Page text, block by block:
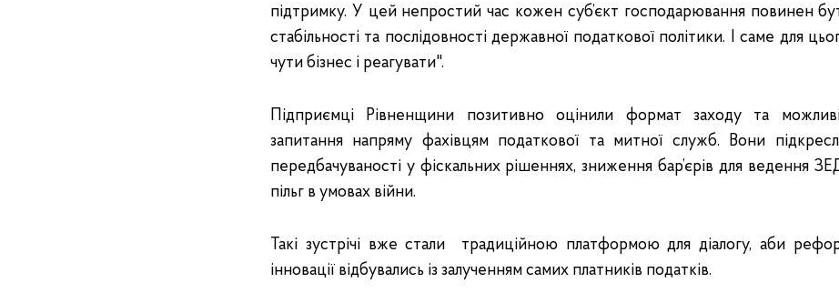
підтримку. У цей непростий час кожен суб’єкт господарювання повинен
стабільності та послідовності державної податкової політики. І саме для
чути бізнес і реагувати".
Підприємці Рівненщини позитивно оцінили формат заходу та
запитання напряму фахівцям податкової та митної служб. Вони
передбачуваності у фіскальних рішеннях, зниження бар’єрів для ведення ЗЕД
пільг в умовах війни.
Такі зустрічі вже стали традиційною платформою для діалогу, аби
інновації відбувались із залученням самих платників податків.